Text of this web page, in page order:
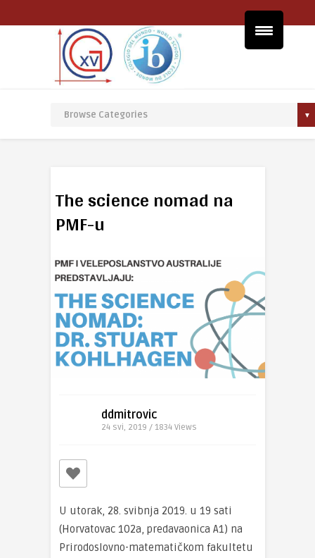
The science nomad na
PMF-u
ddmitrovic
24 svi, 2019 / 1834 Views
U utorak, 28. svibnja 2019. u 19 sati
(Horvatovac 102a, predavaonica A1) na
Prirodoslovno-matematičkom fakultetu